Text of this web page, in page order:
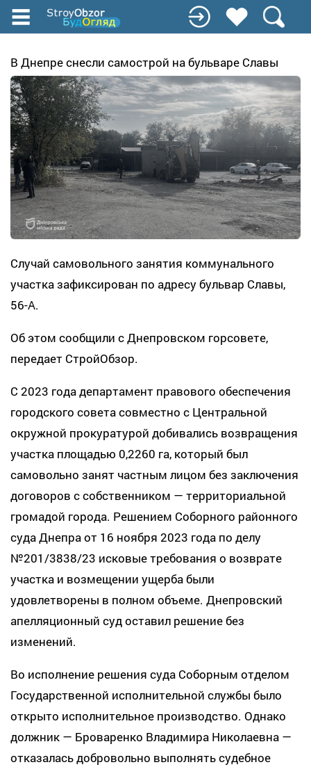
Перейти
содержанию
В Днепре снесли самострой на бульваре Славы
Случай самовольного занятия коммунального
участка зафиксирован по адресу бульвар Славы,
56-А.
Об этом сообщили с Днепровском горсовете,
передает СтройОбзор.
С 2023 года департамент правового обеспечения
городского совета совместно с Центральной
окружной прокуратурой добивались возвращения
участка площадью 0,2260 га, который был
самовольно занят частным лицом без заключения
договоров с собственником — территориальной
громадой города. Решением Соборного районного
суда Днепра от 16 ноября 2023 года по делу
№201/3838/23 исковые требования о возврате
участка и возмещении ущерба были
удовлетворены в полном объеме. Днепровский
апелляционный суд оставил решение без
изменений.
Во исполнение решения суда Соборным отделом
Государственной исполнительной службы было
открыто исполнительное производство. Однако
должник — Броваренко Владимирa Николаевнa —
отказалась добровольно выполнять судебное